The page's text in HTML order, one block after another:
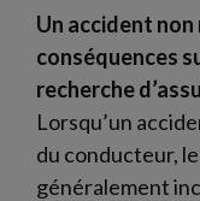
Un accident
conséquences
recherche
Lorsqu’un
du conducteur,
généralement